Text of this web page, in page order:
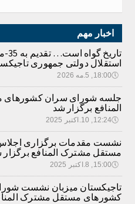
اخبار مهم
استقلال دولتی جمهوری
🕔18:00, 5.مه 2026
جلسه شورای سران
المنافع برگزار شد
🕔12:24, 10.اکتبر 2025
نشست مقدمات برگزاری
مستقل مشترک المنافع برگزار
🕔15:00, 8.اکتبر 2025
تاجیکستان میزبان نشست
کشورهای مستقل مشترک